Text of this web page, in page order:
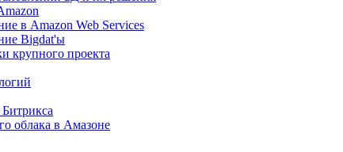
в Amazon Web Services
Bigdat'ы
крупного проекта
облака в Амазоне